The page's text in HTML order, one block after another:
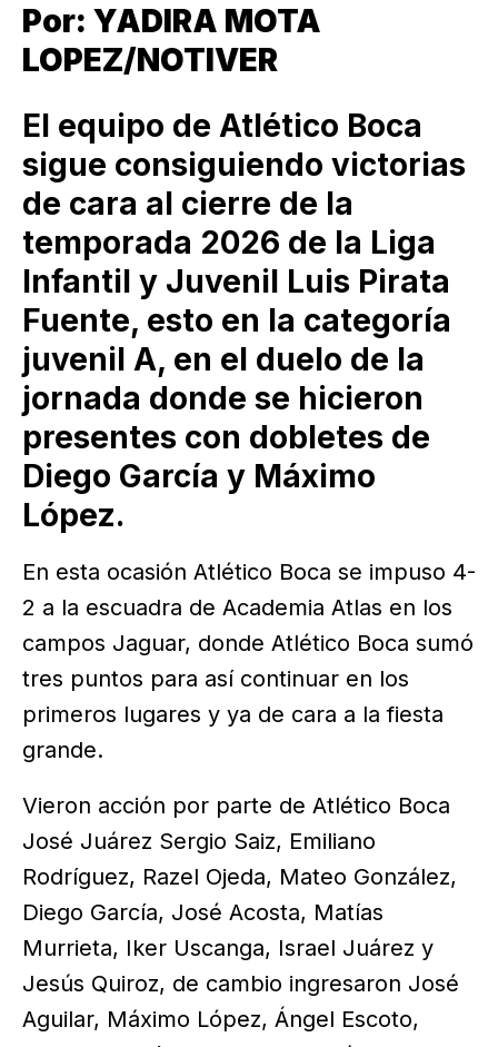
Por: YADIRA MOTA
LOPEZ/NOTIVER
El equipo de Atlético Boca
sigue consiguiendo victorias
de cara al cierre de la
temporada 2026 de la Liga
Infantil y Juvenil Luis Pirata
Fuente, esto en la categoría
juvenil A, en el duelo de la
jornada donde se hicieron
presentes con dobletes de
Diego García y Máximo
López.
En esta ocasión Atlético Boca se impuso 4-
2 a la escuadra de Academia Atlas en los
campos Jaguar, donde Atlético Boca sumó
tres puntos para así continuar en los
primeros lugares y ya de cara a la fiesta
grande.
Vieron acción por parte de Atlético Boca
José Juárez Sergio Saiz, Emiliano
Rodríguez, Razel Ojeda, Mateo González,
Diego García, José Acosta, Matías
Murrieta, Iker Uscanga, Israel Juárez y
Jesús Quiroz, de cambio ingresaron José
Aguilar, Máximo López, Ángel Escoto,